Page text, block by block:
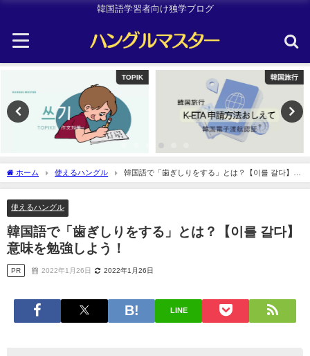
韓国語学習者向け独学ブログ
韓国旅行 Uncategorized
ホーム 使えるハングル
韓国語で「歯ぎしりをする」とは？【이를 갈다】意
味を勉強しよう！
使えるハングル
韓国語で「歯ぎしりをする」とは？【이를 갈다】
意味を勉強しよう！
PR 2022年1月26日 2022年1月26日
LINE